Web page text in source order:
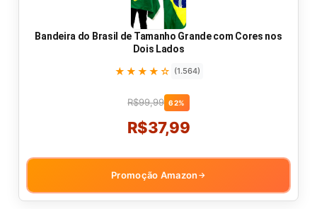
Bandeira do Brasil de Tamanho Grande com Cores nos
Dois Lados
★★★★☆ (1.564)
R$99,99 62%
R$37,99
Promoção Amazon →